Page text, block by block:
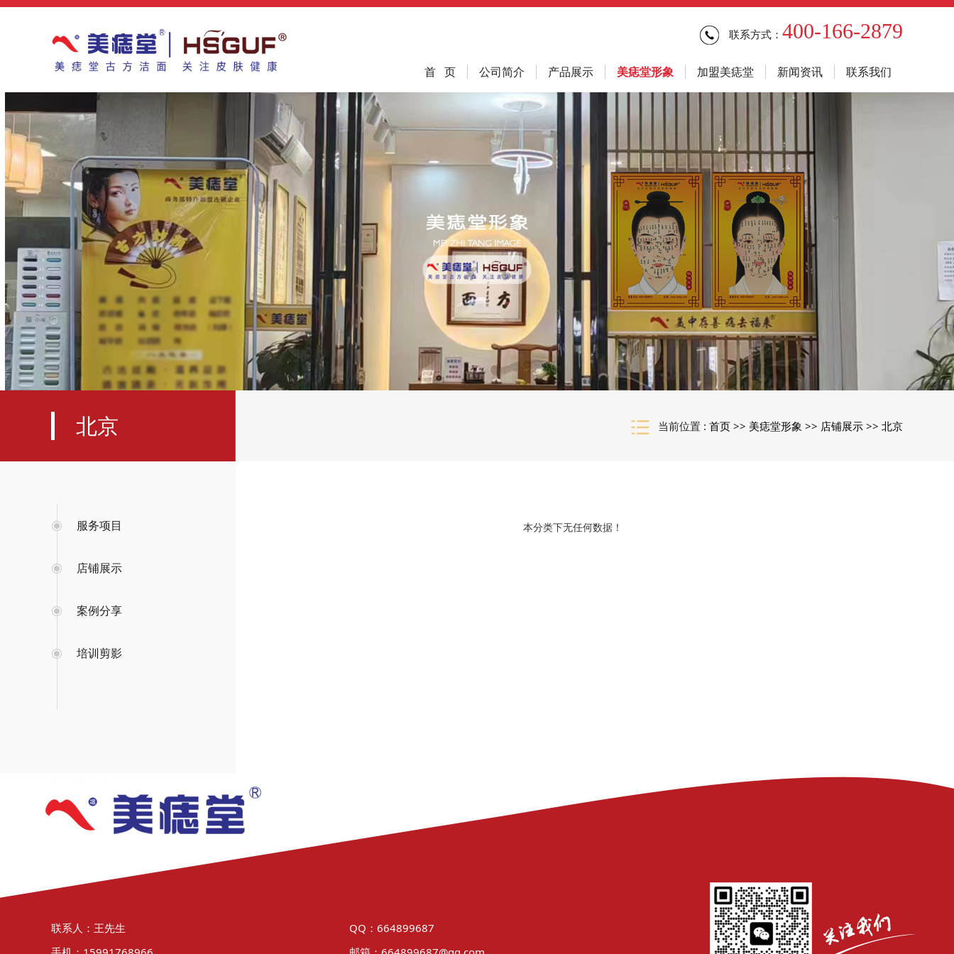
联系方式： 400-166-2879
首 页 公司简介 产品展示 美痣堂形象 加盟美痣堂 新闻资讯 联系我们
北京 当前位置 : 首页 >> 美痣堂形象 >> 店铺展示 >> 北京
服务项目
店铺展示
案例分享
培训剪影
本分类下无任何数据！
联系人：王先生
QQ：664899687